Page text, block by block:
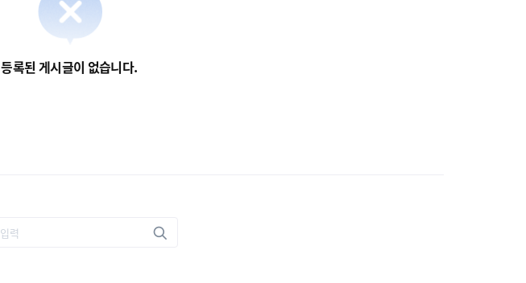
등록된 게시글이 없습니다.